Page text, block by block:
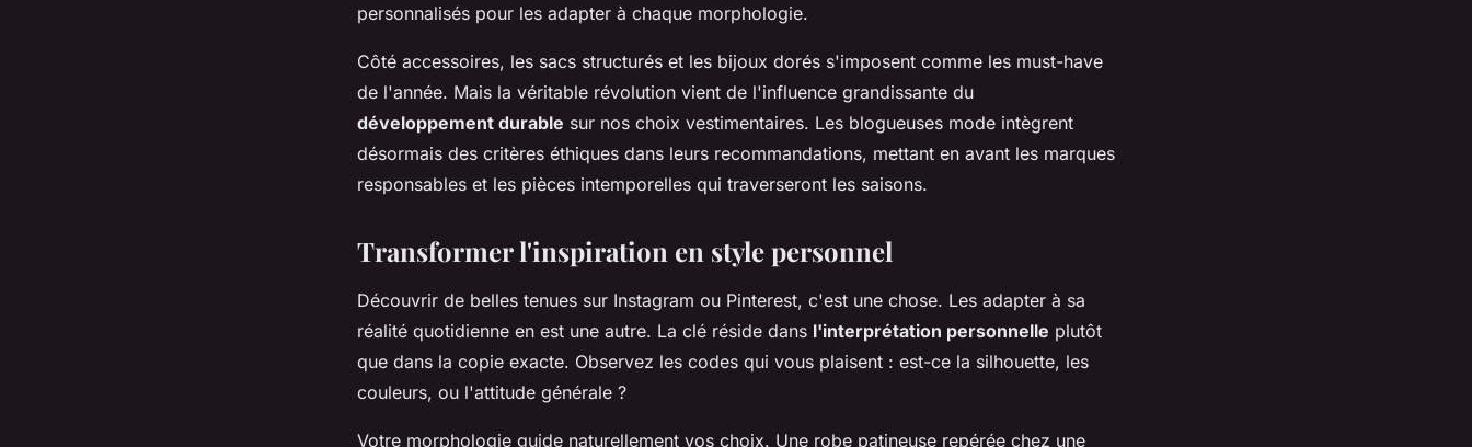
personnalisés pour les adapter à chaque morphologie.
Côté accessoires, les sacs structurés et les bijoux dorés s'imposent comme les must-have
de l'année. Mais la véritable révolution vient de l'influence grandissante du
développement durable sur nos choix vestimentaires. Les blogueuses mode intègrent
désormais des critères éthiques dans leurs recommandations, mettant en avant les marques
responsables et les pièces intemporelles qui traverseront les saisons.
Transformer l'inspiration en style personnel
Découvrir de belles tenues sur Instagram ou Pinterest, c'est une chose. Les adapter à sa
réalité quotidienne en est une autre. La clé réside dans l'interprétation personnelle plutôt
que dans la copie exacte. Observez les codes qui vous plaisent : est-ce la silhouette, les
couleurs, ou l'attitude générale ?
Votre morphologie guide naturellement vos choix. Une robe patineuse repérée chez une